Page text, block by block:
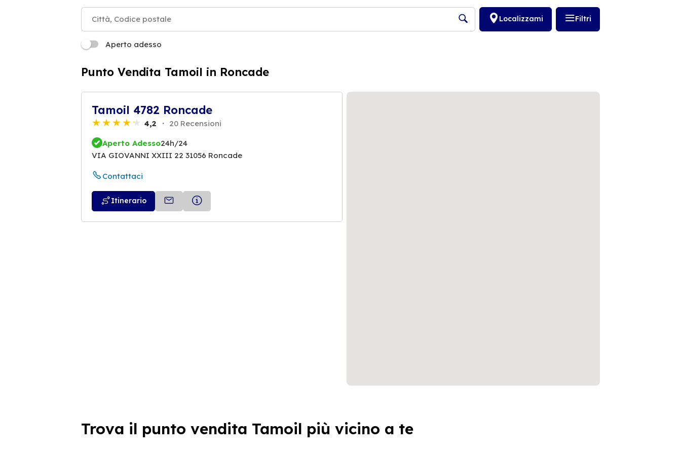
Localizzami Filtri
Aperto adesso
Punto Vendita Tamoil in Roncade
Tamoil 4782 Roncade
4,2 20 Recensioni
Aperto Adesso24h/24
VIA GIOVANNI XXIII 22 31056 Roncade
Contattaci
Itinerario
Trova il punto vendita Tamoil più vicino a te